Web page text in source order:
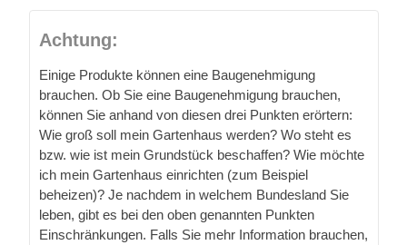
Achtung:
Einige Produkte können eine Baugenehmigung
brauchen. Ob Sie eine Baugenehmigung brauchen,
können Sie anhand von diesen drei Punkten erörtern:
Wie groß soll mein Gartenhaus werden? Wo steht es
bzw. wie ist mein Grundstück beschaffen? Wie möchte
ich mein Gartenhaus einrichten (zum Beispiel
beheizen)? Je nachdem in welchem Bundesland Sie
leben, gibt es bei den oben genannten Punkten
Einschränkungen. Falls Sie mehr Information brauchen,